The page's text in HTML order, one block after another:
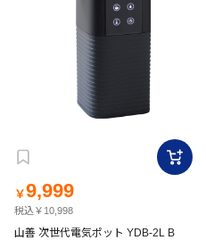
￥9,999
税込￥10,998
山善 次世代電気ポット YDB-2L B